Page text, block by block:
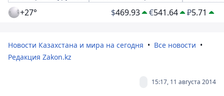
+27° $469.93 €541.64 ₽5.71
Новости Казахстана и мира на сегодня
Все новости
Редакция Zakon.kz
15:17, 11 августа 2014